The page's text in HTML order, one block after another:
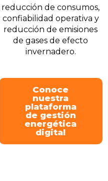
reducción de consumos,
confiabilidad operativa y
reducción de emisiones
de gases de efecto
invernadero.
Conoce
nuestra
plataforma
de gestión
energética
digital